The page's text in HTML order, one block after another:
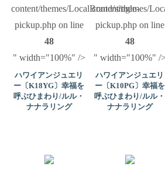
content/themes/LocalBrand/single-
pickup.php on line
48
" width="100%" />
ハワイアンジュエリ
ー〔K18YG〕幸福を
呼ぶひまわり/ルル・
ナナラリング
content/themes/
pickup.php on line
48
" width="100%" />
ハワイアンジュエリ
ー〔K10PG〕幸福を
呼ぶひまわり/ルル・
ナナラリング